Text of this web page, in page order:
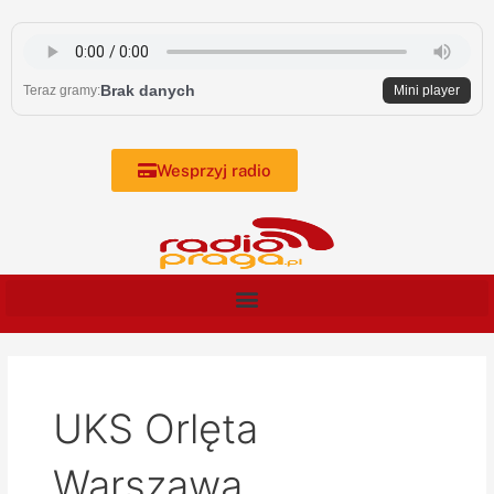
content
Teraz gramy:Brak danych Mini player
Wesprzyj radio
UKS Orlęta